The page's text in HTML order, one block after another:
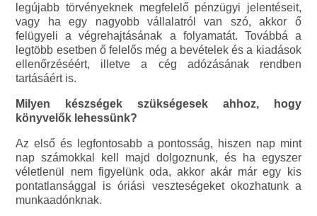
legújabb törvényeknek megfelelő pénzügyi jelentéseit,
vagy ha egy nagyobb vállalatról van szó, akkor ő
felügyeli a végrehajtásának a folyamatát. Továbbá a
legtöbb esetben ő felelős még a bevételek és a kiadások
ellenőrzéséért, illetve a cég adózásának rendben
tartásáért is.
Milyen készségek szükségesek ahhoz, hogy
könyvelők lehessünk?
Az első és legfontosabb a pontosság, hiszen nap mint
nap számokkal kell majd dolgoznunk, és ha egyszer
véletlenül nem figyelünk oda, akkor akár már egy kis
pontatlansággal is óriási veszteségeket okozhatunk a
munkaadónknak.